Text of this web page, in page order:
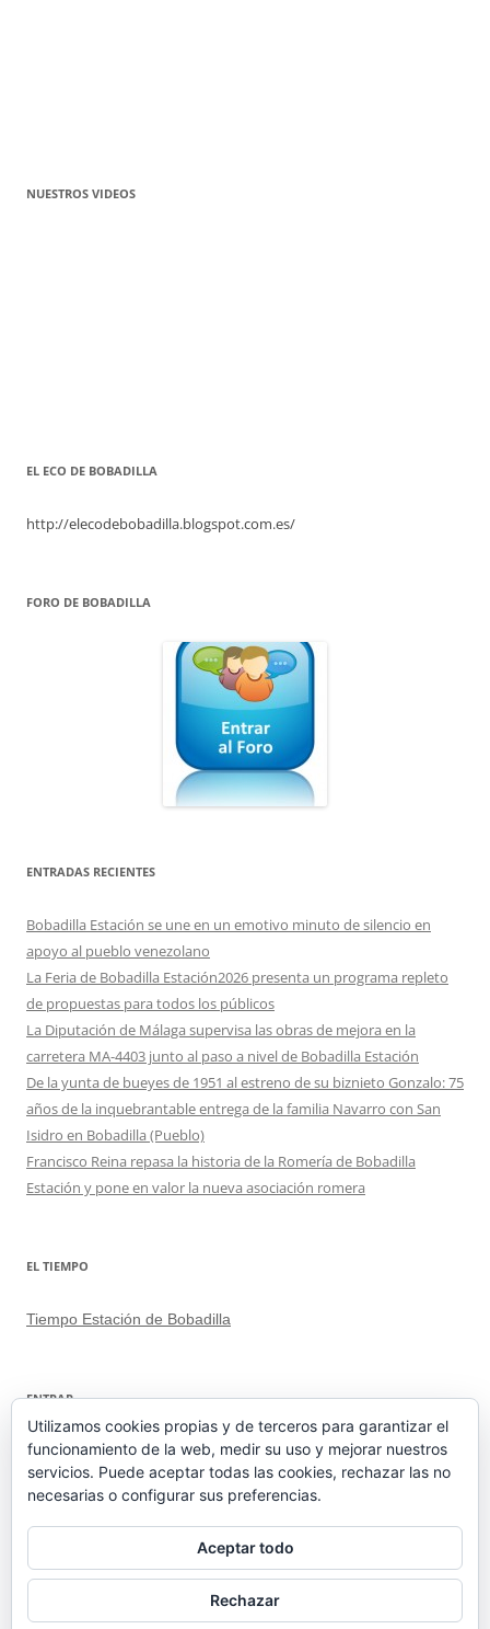
NUESTROS VIDEOS
EL ECO DE BOBADILLA
http://elecodebobadilla.blogspot.com.es/
FORO DE BOBADILLA
ENTRADAS RECIENTES
Bobadilla Estación se une en un emotivo minuto de silencio en
apoyo al pueblo venezolano
La Feria de Bobadilla Estación2026 presenta un programa repleto
de propuestas para todos los públicos
La Diputación de Málaga supervisa las obras de mejora en la
carretera MA-4403 junto al paso a nivel de Bobadilla Estación
De la yunta de bueyes de 1951 al estreno de su biznieto Gonzalo: 75
años de la inquebrantable entrega de la familia Navarro con San
Isidro en Bobadilla (Pueblo)
Francisco Reina repasa la historia de la Romería de Bobadilla
Estación y pone en valor la nueva asociación romera
EL TIEMPO
Tiempo Estación de Bobadilla
ENTRAR
Acceder
Feed de entradas
Feed de comentarios
WordPress.org
Utilizamos cookies propias y de terceros para garantizar el
funcionamiento de la web, medir su uso y mejorar nuestros
servicios. Puede aceptar todas las cookies, rechazar las no
necesarias o configurar sus preferencias.
Aceptar todo
Rechazar